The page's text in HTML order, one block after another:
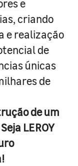
e
criando
e realização
de
únicas
de
de um
LEROY